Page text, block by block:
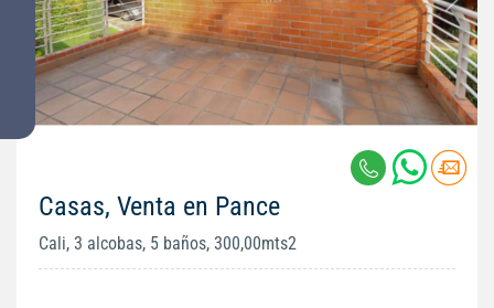
Casas, Venta en Pance
Cali, 3 alcobas, 5 baños, 300,00mts2